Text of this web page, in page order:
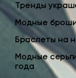
Тренды
Модные
Браслеты на
Модные
года